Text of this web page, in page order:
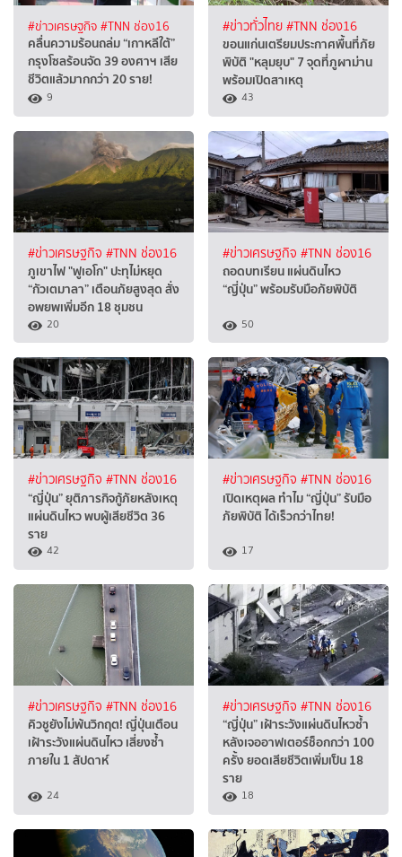
#ข่าวเศรษฐกิจ #TNN ช่อง16
คลื่นความร้อนถล่ม “เกาหลีใต้”
กรุงโซลร้อนจัด 39 องศาฯ เสีย
ชีวิตแล้วมากกว่า 20 ราย!
9
#ข่าวทั่วไทย#TNN ช่อง16
ขอนแก่นเตรียมประกาศพื้นที่ภัย
พิบัติ "หลุมยุบ" 7 จุดที่ภูผาม่าน
พร้อมเปิดสาเหตุ
43
#ข่าวเศรษฐกิจ #TNN ช่อง16
ภูเขาไฟ "ฟูเอโก" ปะทุไม่หยุด
“กัวเตมาลา” เตือนภัยสูงสุด สั่ง
อพยพเพิ่มอีก 18 ชุมชน
20
#ข่าวเศรษฐกิจ #TNN ช่อง16
ถอดบทเรียน แผ่นดินไหว
“ญี่ปุ่น” พร้อมรับมือภัยพิบัติ
50
#ข่าวเศรษฐกิจ #TNN ช่อง16
“ญี่ปุ่น” ยุติภารกิจกู้ภัยหลังเหตุ
แผ่นดินไหว พบผู้เสียชีวิต 36
ราย
42
#ข่าวเศรษฐกิจ #TNN ช่อง16
เปิดเหตุผล ทำไม “ญี่ปุ่น” รับมือ
ภัยพิบัติ ได้เร็วกว่าไทย!
17
#ข่าวเศรษฐกิจ #TNN ช่อง16
คิวชูยังไม่พ้นวิกฤต! ญี่ปุ่นเตือน
เฝ้าระวังแผ่นดินไหว เสี่ยงซ้ำ
ภายใน 1 สัปดาห์
24
#ข่าวเศรษฐกิจ #TNN ช่อง16
“ญี่ปุ่น” เฝ้าระวังแผ่นดินไหวซ้ำ
หลังเจออาฟเตอร์ช็อกกว่า 100
ครั้ง ยอดเสียชีวิตเพิ่มเป็น 18
ราย
18